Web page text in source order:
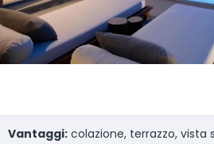
Vantaggi: colazione, terrazzo, vista